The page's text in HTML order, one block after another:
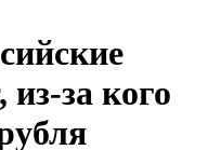
за кого